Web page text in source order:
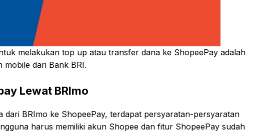
melakukan top up atau transfer dana ke ShopeePay adalah
mobile dari Bank BRI.
Lewat BRImo
dari BRImo ke ShopeePay, terdapat persyaratan-persyaratan
harus memiliki akun Shopee dan fitur ShopeePay sudah